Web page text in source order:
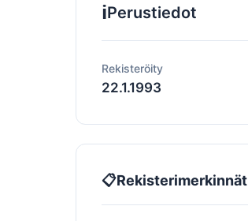
ℹ️Perustiedot
Rekisteröity
22.1.1993
📋Rekisterimerkinnät